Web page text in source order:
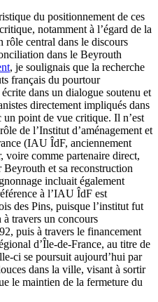
du positionnement de ces
notamment à l’égard de la
central dans le discours
dans le Beyrouth
, je soulignais que la recherche
français du pourtour
dans un dialogue soutenu et
directement impliqués dans
point de vue critique. Il n’est
de l’Institut d’aménagement et
(IAU ÎdF, anciennement
comme partenaire direct,
Beyrouth et sa reconstruction
incluait également
à l’IAU ÎdF est
des Pins, puisque l’institut fut
à travers un concours
puis à travers le financement
d’Île-de-France, au titre de
ci se poursuit aujourd’hui par
dans la ville, visant à sortir
le maintien de la fermeture du